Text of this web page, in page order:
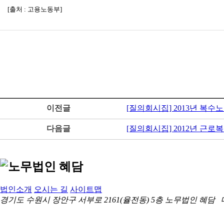
[출처 : 고용노동부]
이전글 [질의회시집] 2013년 복수
다음글 [질의회시집] 2012년 근로
법인소개 오시는 길 사이트맵
경기도 수원시 장안구 서부로 2161(율전동) 5층 노무법인 혜담